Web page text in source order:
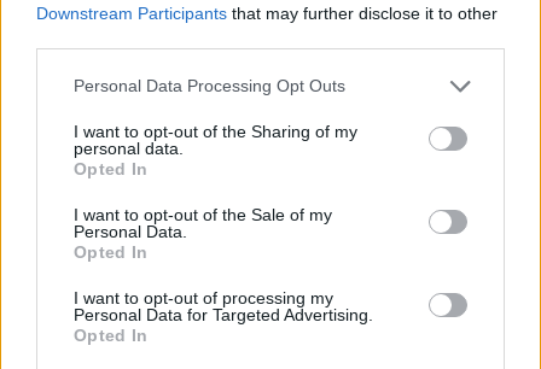
Downstream Participants that may further disclose it to other
Personal Data Processing Opt Outs
I want to opt-out of the Sharing of my
personal data.
Opted In
I want to opt-out of the Sale of my
Personal Data.
Opted In
I want to opt-out of processing my
Personal Data for Targeted Advertising.
Opted In